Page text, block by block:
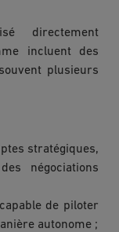
directement
incluent des
plusieurs
stratégiques,
négociations
de piloter
autonome ;